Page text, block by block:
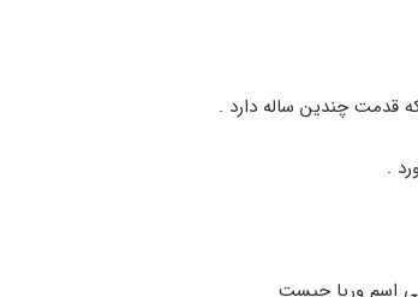
قدمت چندین ساله دارد .
.